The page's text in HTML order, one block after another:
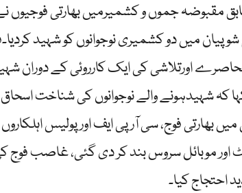
مقبوضہ جموں و کشمیرمیں بھارتی فوجیوں
میں دو کشمیری نوجوانوں کو شہید
اورتلاشی کی ایک کارروئی کے دوران
شہیدہونے والے نوجوانوں کی شناخت اسحاق
میں بھارتی فوج، سی آر پی ایف اور پولیس
اور موبائل سروس بند کر دی گئی، غاصب
احتجاج کیا۔